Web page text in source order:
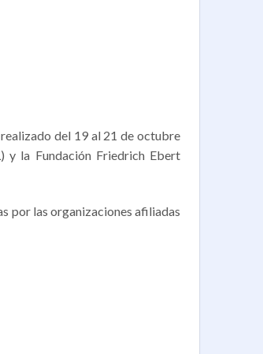
del 19 al 21 de octubre
y la Fundación Friedrich Ebert
por las organizaciones afiliadas